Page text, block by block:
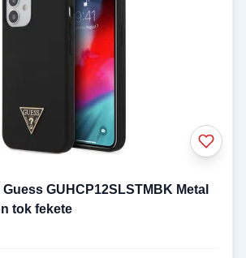
GUHCP12SLSTMBK Metal
tok fekete